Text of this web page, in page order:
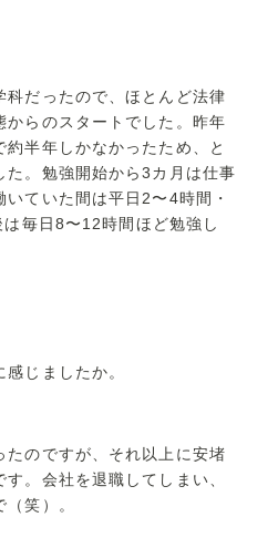
科だったので、ほとんど法律
からのスタートでした。昨年
半年しかなかったため、と
た。勉強開始から3カ月は仕事
いていた間は平日2〜4時間・
毎日8〜12時間ほど勉強し
じましたか。
たのですが、それ以上に安堵
。会社を退職してしまい、
笑）。